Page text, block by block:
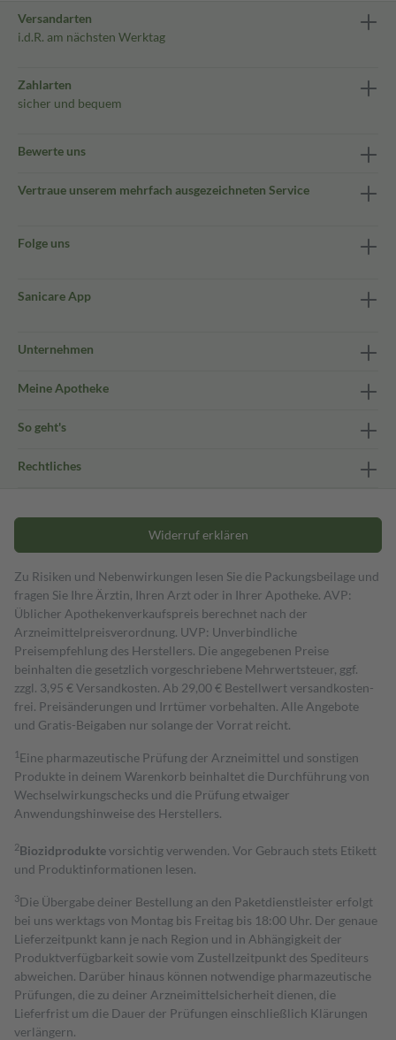
Versandarten
i.d.R. am nächsten Werktag
Zahlarten
sicher und bequem
Bewerte uns
Vertraue unserem mehrfach ausgezeichneten Service
Folge uns
Sanicare App
Unternehmen
Meine Apotheke
So geht's
Rechtliches
Widerruf erklären
Zu Risiken und Nebenwirkungen lesen Sie die Packungsbeilage und
fragen Sie Ihre Ärztin, Ihren Arzt oder in Ihrer Apotheke. AVP:
Üblicher Apothekenverkaufspreis berechnet nach der
Arzneimittelpreisverordnung. UVP: Unverbindliche
Preisempfehlung des Herstellers. Die angegebenen Preise
beinhalten die gesetzlich vorgeschriebene Mehrwertsteuer, ggf.
zzgl. 3,95 € Versandkosten. Ab 29,00 € Bestell­wert versand­kosten­
frei. Preisänderungen und Irrtümer vorbehalten. Alle Angebote
und Gratis-Beigaben nur solange der Vorrat reicht.
1 Eine pharmazeutische Prüfung der Arzneimittel und sonstigen
Produkte in deinem Warenkorb beinhaltet die Durchführung von
Wechselwirkungschecks und die Prüfung etwaiger
Anwendungshinweise des Herstellers.
2Biozidproduktevorsichtig verwenden. Vor Gebrauch stets Etikett
und Produktinformationen lesen.
3Die Übergabe deiner Bestellung an den Paketdienstleister erfolgt
bei uns werktags von Montag bis Freitag bis 18:00 Uhr. Der genaue
Lieferzeitpunkt kann je nach Region und in Abhängigkeit der
Produktverfügbarkeit sowie vom Zustellzeitpunkt des Spediteurs
abweichen. Darüber hinaus können notwendige pharmazeutische
Prüfungen, die zu deiner Arzneimittelsicherheit dienen, die
Lieferfrist um die Dauer der Prüfungen einschließlich Klärungen
verlängern.